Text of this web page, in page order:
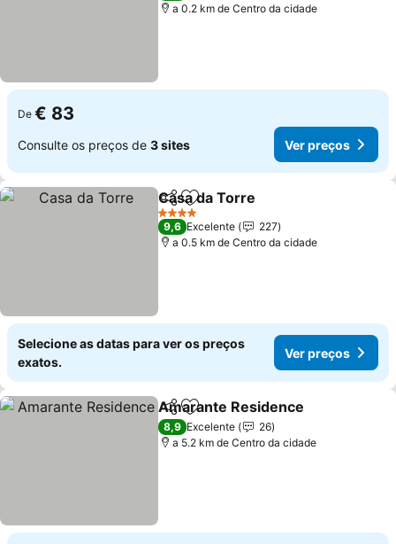
a 0.2 km de Centro da cidade
De € 83
Consulte os preços de 3 sites Ver preços
PartilharAdicionar aos favoritos
Casa da Torre
4 Estrelas
9,6 Excelente
227
a 0.5 km de Centro da cidade
Selecione as datas para ver os preços
exatos.
Ver preços
PartilharAdicionar aos favoritos
Amarante Residence
8,9 Excelente
26
a 5.2 km de Centro da cidade